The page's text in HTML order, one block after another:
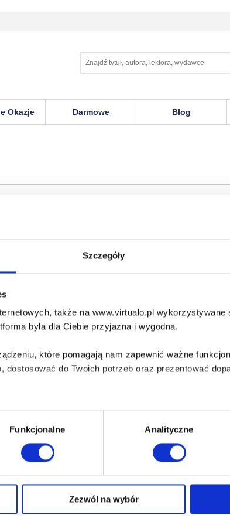
Szczegóły
także na www.virtualo.pl
była dla Ciebie przyjazna i wygodna.
które pomagają nam zapewnić ważne
dostosować do Twoich potrzeb oraz prezentować
do prawidłowego i bezpiecznego działania serwisu
doświadczenia jeśli jesteś naszym Użytkownikiem.
Funkcjonalne Analityczne
Zezwól na wybór
Okazje Darmowe Blog
Baza wiedzy